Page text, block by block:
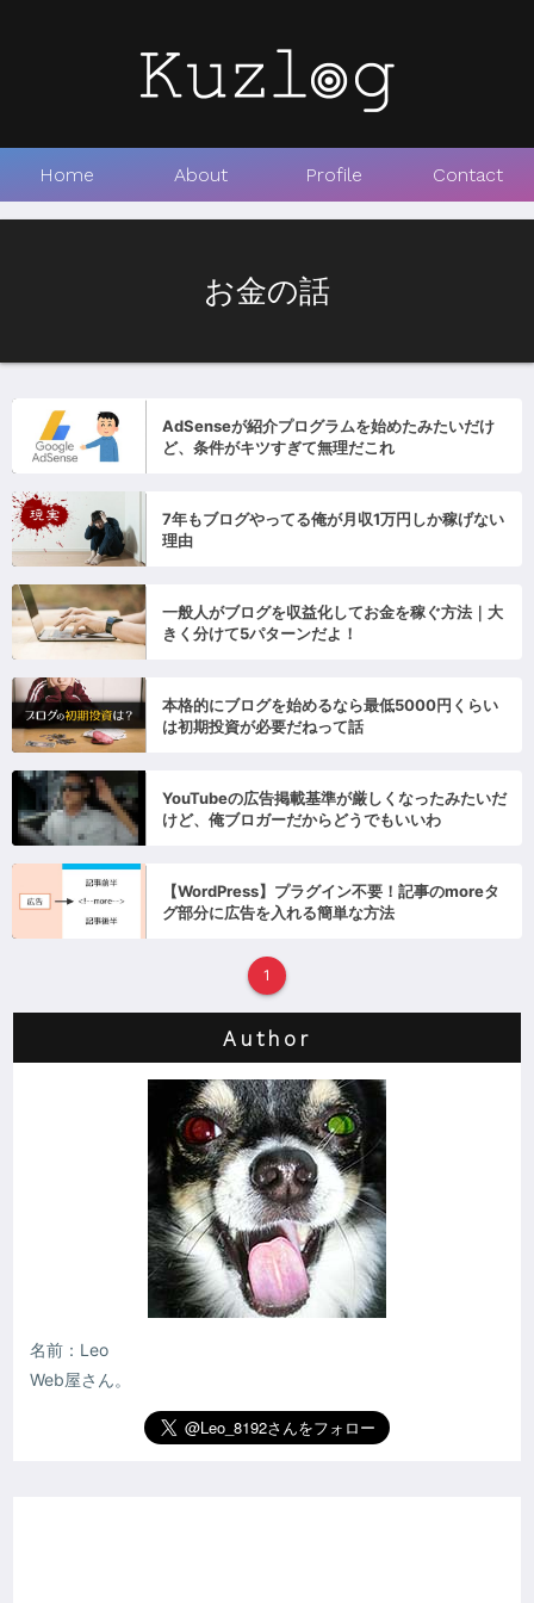
Home About Profile Contact
お金の話
AdSenseが紹介プログラムを始めたみたいだけ
ど、条件がキツすぎて無理だこれ
7年もブログやってる俺が月収1万円しか稼げない
理由
一般人がブログを収益化してお金を稼ぐ方法｜大
きく分けて5パターンだよ！
本格的にブログを始めるなら最低5000円くらい
は初期投資が必要だねって話
YouTubeの広告掲載基準が厳しくなったみたいだ
けど、俺ブロガーだからどうでもいいわ
【WordPress】プラグイン不要！記事のmoreタ
グ部分に広告を入れる簡単な方法
1
Author
名前：Leo
Web屋さん。